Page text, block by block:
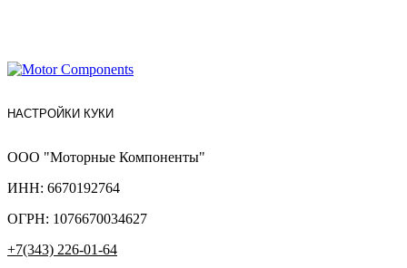
НАСТРОЙКИ КУКИ
ООО "Моторные Компоненты"
ИНН: 6670192764
ОГРН: 1076670034627
+7(343) 226-01-64